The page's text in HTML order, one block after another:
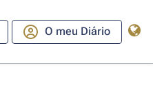
O meu Diário